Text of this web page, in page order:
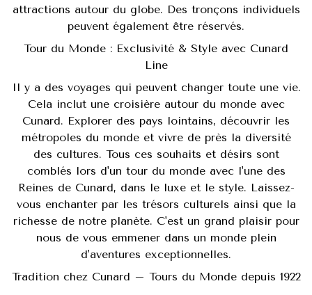
attractions autour du globe. Des tronçons individuels
peuvent également être réservés.
Tour du Monde : Exclusivité & Style avec Cunard
Line
Il y a des voyages qui peuvent changer toute une vie.
Cela inclut une croisière autour du monde avec
Cunard. Explorer des pays lointains, découvrir les
métropoles du monde et vivre de près la diversité
des cultures. Tous ces souhaits et désirs sont
comblés lors d'un tour du monde avec l'une des
Reines de Cunard, dans le luxe et le style. Laissez-
vous enchanter par les trésors culturels ainsi que la
richesse de notre planète. C'est un grand plaisir pour
nous de vous emmener dans un monde plein
d'aventures exceptionnelles.
Tradition chez Cunard – Tours du Monde depuis 1922